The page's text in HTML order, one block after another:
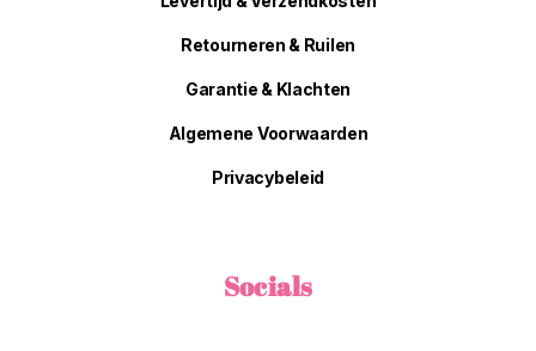
Retourneren & Ruilen
Garantie & Klachten
Algemene Voorwaarden
Privacybeleid
Socials